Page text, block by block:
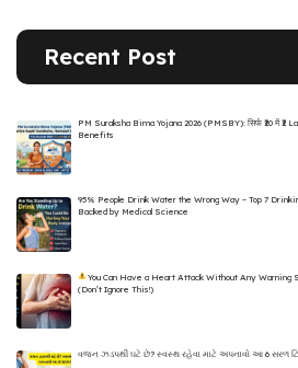
Recent Post
PM Suraksha Bima Yojana 2026 (PMSBY): सिर्फ ₹20 में ₹2
Benefits
95% People Drink Water the Wrong Way – Top 7
Backed by Medical Science
You Can Have a Heart Attack Without Any
(Don’t Ignore This!)
વજન ઝડપથી ઘટે છે? સ્વસ્થ રહેવા માટે અપનાવો આ 6 સરળ